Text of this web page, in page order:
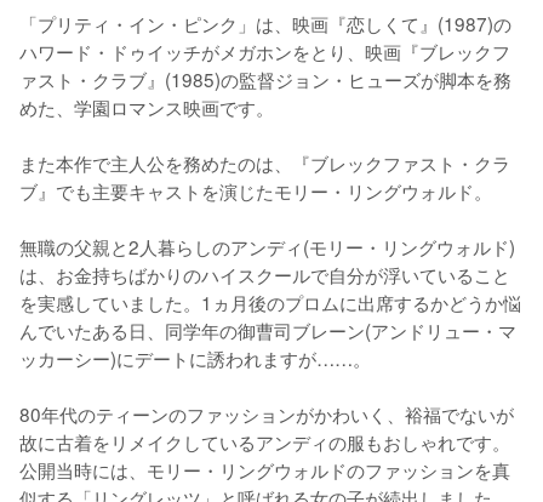
「プリティ・イン・ピンク」は、映画『恋しくて』(1987)の
ハワード・ドゥイッチがメガホンをとり、映画『ブレックフ
ァスト・クラブ』(1985)の監督ジョン・ヒューズが脚本を務
めた、学園ロマンス映画です。
また本作で主人公を務めたのは、『ブレックファスト・クラ
ブ』でも主要キャストを演じたモリー・リングウォルド。
無職の父親と2人暮らしのアンディ(モリー・リングウォルド)
は、お金持ちばかりのハイスクールで自分が浮いていること
を実感していました。1ヵ月後のプロムに出席するかどうか悩
んでいたある日、同学年の御曹司ブレーン(アンドリュー・マ
ッカーシー)にデートに誘われますが……。
80年代のティーンのファッションがかわいく、裕福でないが
故に古着をリメイクしているアンディの服もおしゃれです。
公開当時には、モリー・リングウォルドのファッションを真